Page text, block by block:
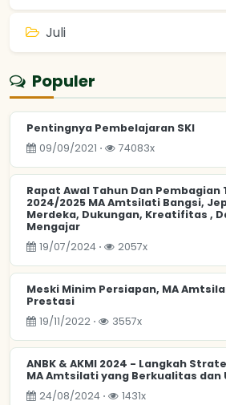
Juli
Populer
Pentingnya Pembelajaran SKI
09/09/2021 ⋅
74083x
Rapat Awal Tahun Dan Pembagian
2024/2025 MA Amtsilati Bangsi,
Merdeka, Dukungan, Kreatifitas ,
Mengajar
19/07/2024 ⋅
2057x
Meski Minim Persiapan, MA
Prestasi
19/11/2022 ⋅
3557x
ANBK & AKMI 2024 - Langkah
MA Amtsilati yang Berkualitas dan
24/08/2024 ⋅
1431x